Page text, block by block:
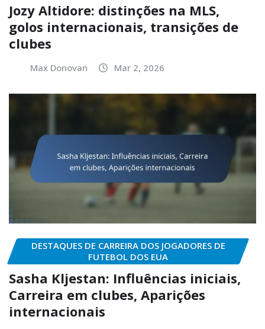
Jozy Altidore: distinções na MLS,
golos internacionais, transições de
clubes
Max Donovan Mar 2, 2026
DESTAQUES DE CARREIRA DOS JOGADORES DE
FUTEBOL DOS EUA
Sasha Kljestan: Influências iniciais,
Carreira em clubes, Aparições
internacionais